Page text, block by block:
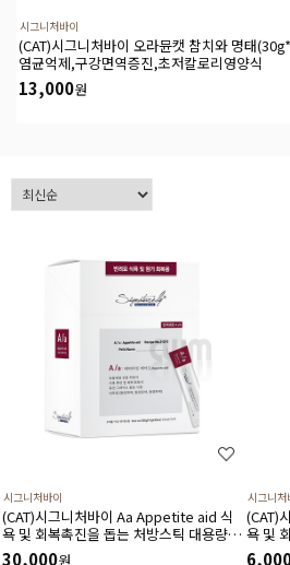
시그니처바이
(CAT)시그니처바이 오라뮨캣 참치와 명태
염균억제,구강면역증진,초저칼로리영양식
13,000원
시그니처바이
(CAT)시그니처바이 Aa Appetite aid 식
욕 및 회복촉진을 돕는 처방스틱 대용량
(10gx30ea)
30,000원
시그니처
(CAT)
욕 및